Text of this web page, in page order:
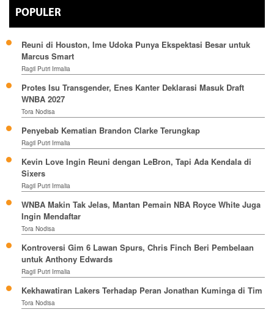
POPULER
Reuni di Houston, Ime Udoka Punya Ekspektasi Besar untuk
Marcus Smart
Ragil Putri Irmalia
Protes Isu Transgender, Enes Kanter Deklarasi Masuk Draft
WNBA 2027
Tora Nodisa
Penyebab Kematian Brandon Clarke Terungkap
Ragil Putri Irmalia
Kevin Love Ingin Reuni dengan LeBron, Tapi Ada Kendala di
Sixers
Ragil Putri Irmalia
WNBA Makin Tak Jelas, Mantan Pemain NBA Royce White Juga
Ingin Mendaftar
Tora Nodisa
Kontroversi Gim 6 Lawan Spurs, Chris Finch Beri Pembelaan
untuk Anthony Edwards
Ragil Putri Irmalia
Kekhawatiran Lakers Terhadap Peran Jonathan Kuminga di Tim
Tora Nodisa